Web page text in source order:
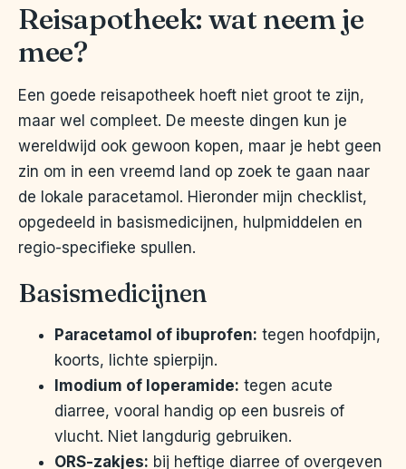
Reisapotheek: wat neem je
mee?
Een goede reisapotheek hoeft niet groot te zijn,
maar wel compleet. De meeste dingen kun je
wereldwijd ook gewoon kopen, maar je hebt geen
zin om in een vreemd land op zoek te gaan naar
de lokale paracetamol. Hieronder mijn checklist,
opgedeeld in basismedicijnen, hulpmiddelen en
regio-specifieke spullen.
Basismedicijnen
Paracetamol of ibuprofen: tegen hoofdpijn,
koorts, lichte spierpijn.
Imodium of loperamide: tegen acute
diarree, vooral handig op een busreis of
vlucht. Niet langdurig gebruiken.
ORS-zakjes: bij heftige diarree of overgeven